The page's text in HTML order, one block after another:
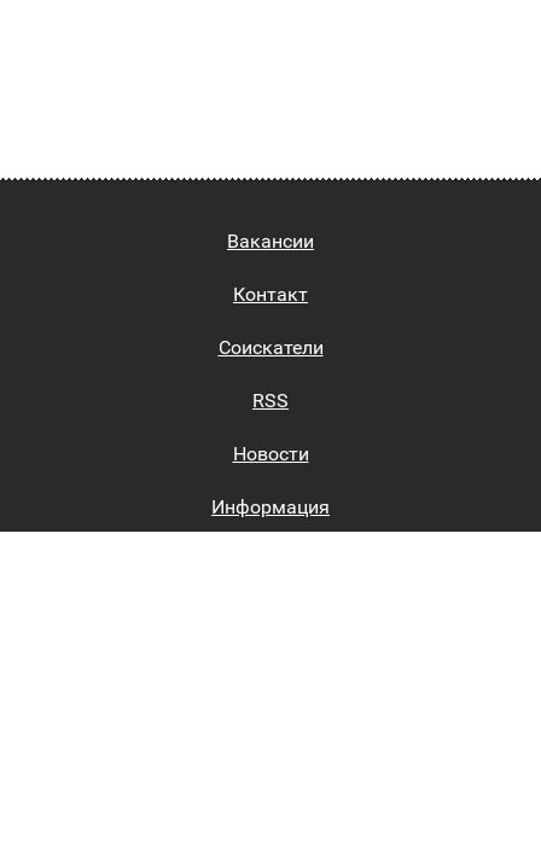
Вакансии
Контакт
Соискатели
RSS
Новости
Информация